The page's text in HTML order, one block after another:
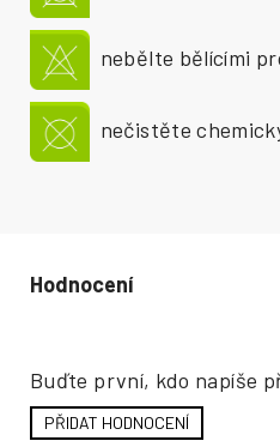
Buďte první, kdo napíše
PŘIDAT HODNOCENÍ
nebělte bělícími
nečistěte